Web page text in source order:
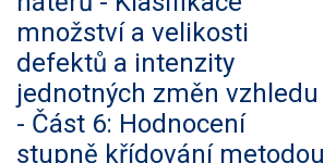
množství a velikosti
defektů a intenzity
jednotných změn vzhledu
- Část 6: Hodnocení
stupně křídování metodou